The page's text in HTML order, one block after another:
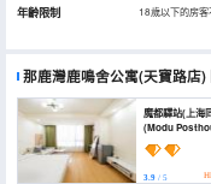
年齡限制 18歲以下的房
那鹿灣鹿鳴舍公寓(天寶路店)
魔都驛站(上海
(Modu
(Shanghai
University))
3.9 / 5